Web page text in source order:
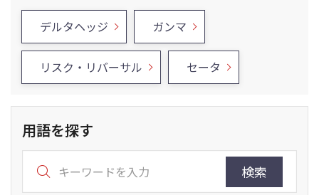
デルタヘッジ ガンマ
リスク・リバーサル セータ
用語を探す
検索